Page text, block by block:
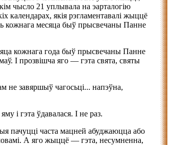
чысло 21 уплывала на эарталогію
календарах, якія рэгламентавалі жыццё
кожнага месяца быў прысвечаны Панне
кожнага года быў прысвечаны Панне
І прозвішча яго — гэта свята, святы
не завяршыў чагосьці... напэўна,
і гэта ўдавалася. І не раз.
пачуцці часта мацней абуджаюцца або
А яго жыццё — гэта, несумненна,